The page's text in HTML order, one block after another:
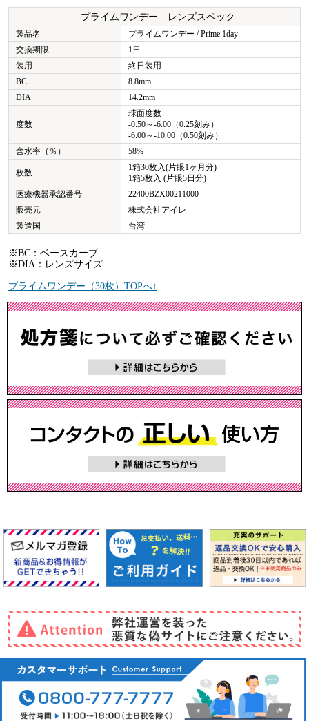
プライムワンデー レンズスペック
製品名
プライムワンデー / Prime 1day
交換期限
1日
装用
終日装用
BC
8.8mm
DIA
14.2mm
度数
球面度数
-0.50～-6.00（0.25刻み）
-6.00～-10.00（0.50刻み）
含水率（％）
58%
枚数
1箱30枚入(片眼1ヶ月分)
1箱5枚入 (片眼5日分)
医療機器承認番号
22400BZX00211000
販売元
株式会社アイレ
製造国
台湾
※BC：ベースカーブ
※DIA：レンズサイズ
プライムワンデー（30枚）TOPへ↑